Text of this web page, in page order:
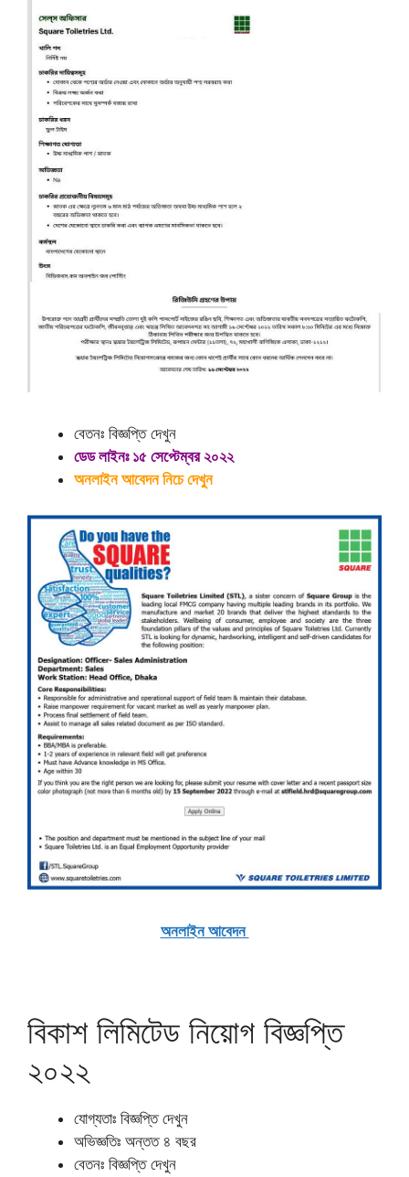
বেতনঃ বিজ্ঞপ্তি দেখুন
ডেড লাইনঃ ১৫ সেপ্টেম্বর ২০২২
অনলাইন আবেদন নিচে দেখুন
অনলাইন আবেদন
বিকাশ লিমিটেড নিয়োগ বিজ্ঞপ্তি
২০২২
যোগ্যতাঃ বিজ্ঞপ্তি দেখুন
অভিজ্ঞতিঃ অন্তত ৪ বছর
বেতনঃ বিজ্ঞপ্তি দেখুন